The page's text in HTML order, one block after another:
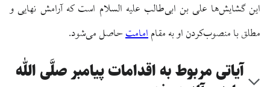
این گشایش‌ها علی بن ابی‌طالب علیه السلام است که آرامش نهایی و
مطلق با منصوب‌کردن او به مقامامامتحاصل می‌شود.
آیاتی مربوط به اقدامات پیامبر صلَّی اللّٰه